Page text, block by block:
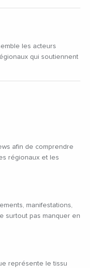
afin de comprendre
régionaux et les
manifestations,
surtout pas manquer en
représente le tissu
les acteurs
qui soutiennent